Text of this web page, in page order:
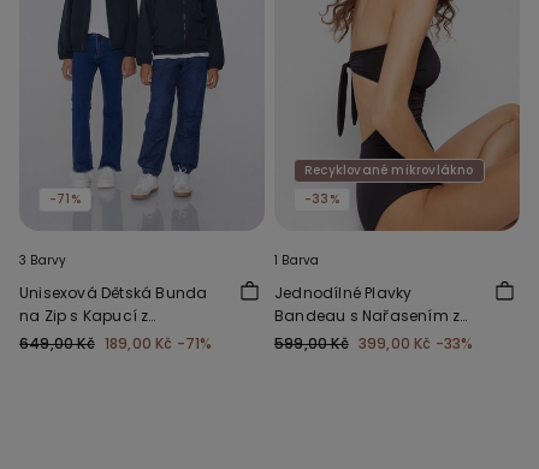
-71%
3 Barvy
Unisexová Dětská Bunda
na Zip s Kapucí z
Funkčního Materiálu
649,00 Kč 189,00 Kč -71%
Recyklované mikrovlákno
-33%
1 Barva
Jednodílné Plavky
Bandeau s Nařasením z
Recyklovaného
599,00 Kč 399,00 Kč -33%